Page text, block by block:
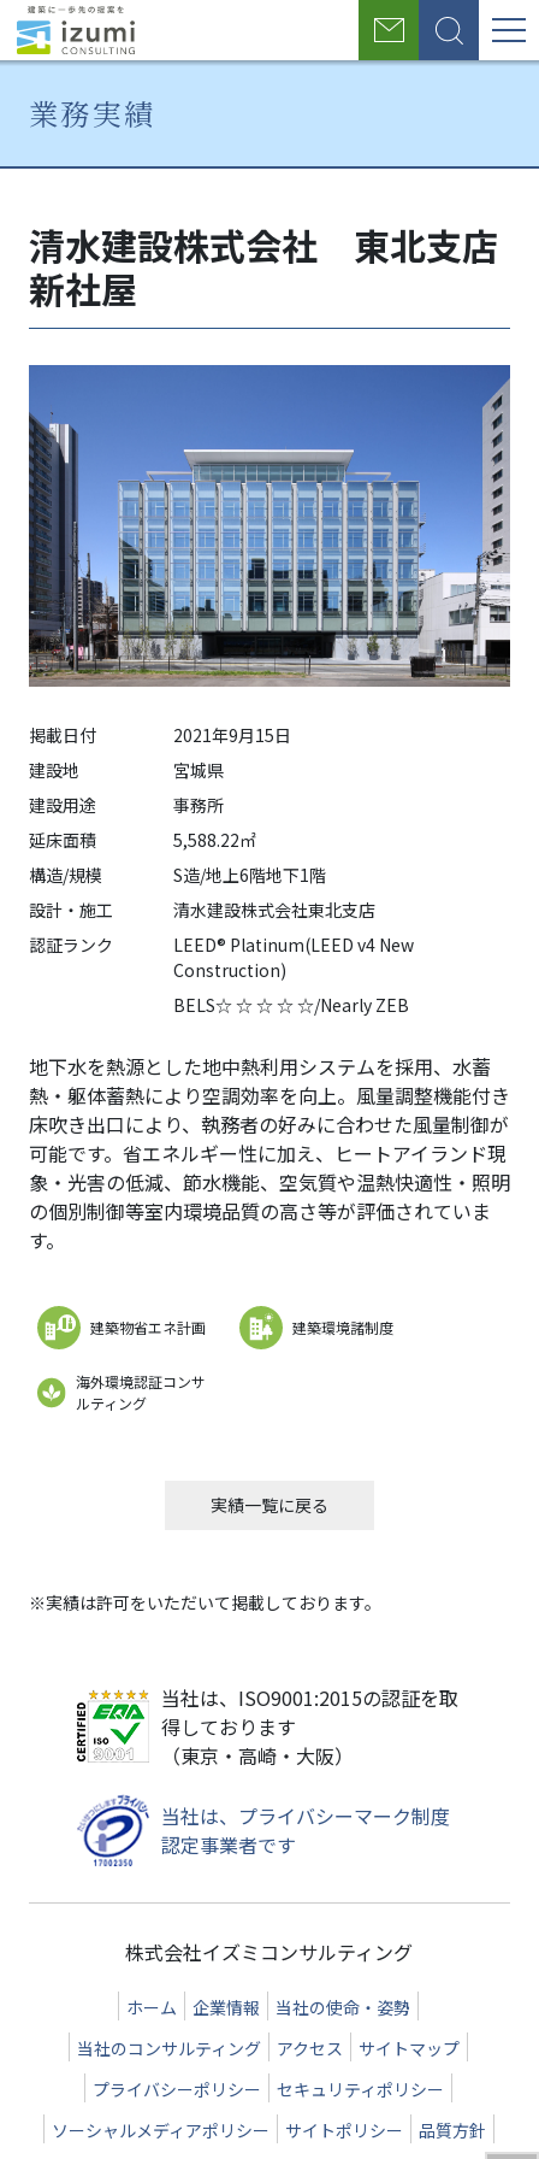
グ
ロ
ー
バ
ナ
ビ
ゲ
シ
ョ
ン
お
問
検
索
業務実績
実
績
株式
会
社
東北
清水建設株式会社 東北支店
新社屋
掲載日付
2021年9月15日
建設地
宮城県
建設用途
事務所
延床面積
5,588.22㎡
構造/規模
S造/地上6階地下1階
設計・施工
清水建設株式会社東北支店
認証ランク
LEED® Platinum(LEED v4 New
Construction)
BELS☆ ☆ ☆ ☆ ☆/Nearly ZEB
地下水を熱源とした地中熱利用システムを採用、水蓄
熱・躯体蓄熱により空調効率を向上。風量調整機能付き
床吹き出口により、執務者の好みに合わせた風量制御が
可能です。省エネルギー性に加え、ヒートアイランド現
象・光害の低減、節水機能、空気質や温熱快適性・照明
の個別制御等室内環境品質の高さ等が評価されていま
す。
建築物省エネ計画 建築環境諸制度
海外環境認証コンサ
ルティング
実績一覧に戻る
※実績は許可をいただいて掲載しております。
当社は、ISO9001:2015の認証を取
得しております
（東京・高崎・大阪）
当社は、プライバシーマーク制度
認定事業者です
株式会社イズミコンサルティング
ホーム 企業情報
当社の使命・姿勢
当社のコンサルティング
アクセス
サイトマップ
プライバシーポリシー
セキュリティポリシー
ソーシャルメディアポリシー
サイトポリシー 品質方針